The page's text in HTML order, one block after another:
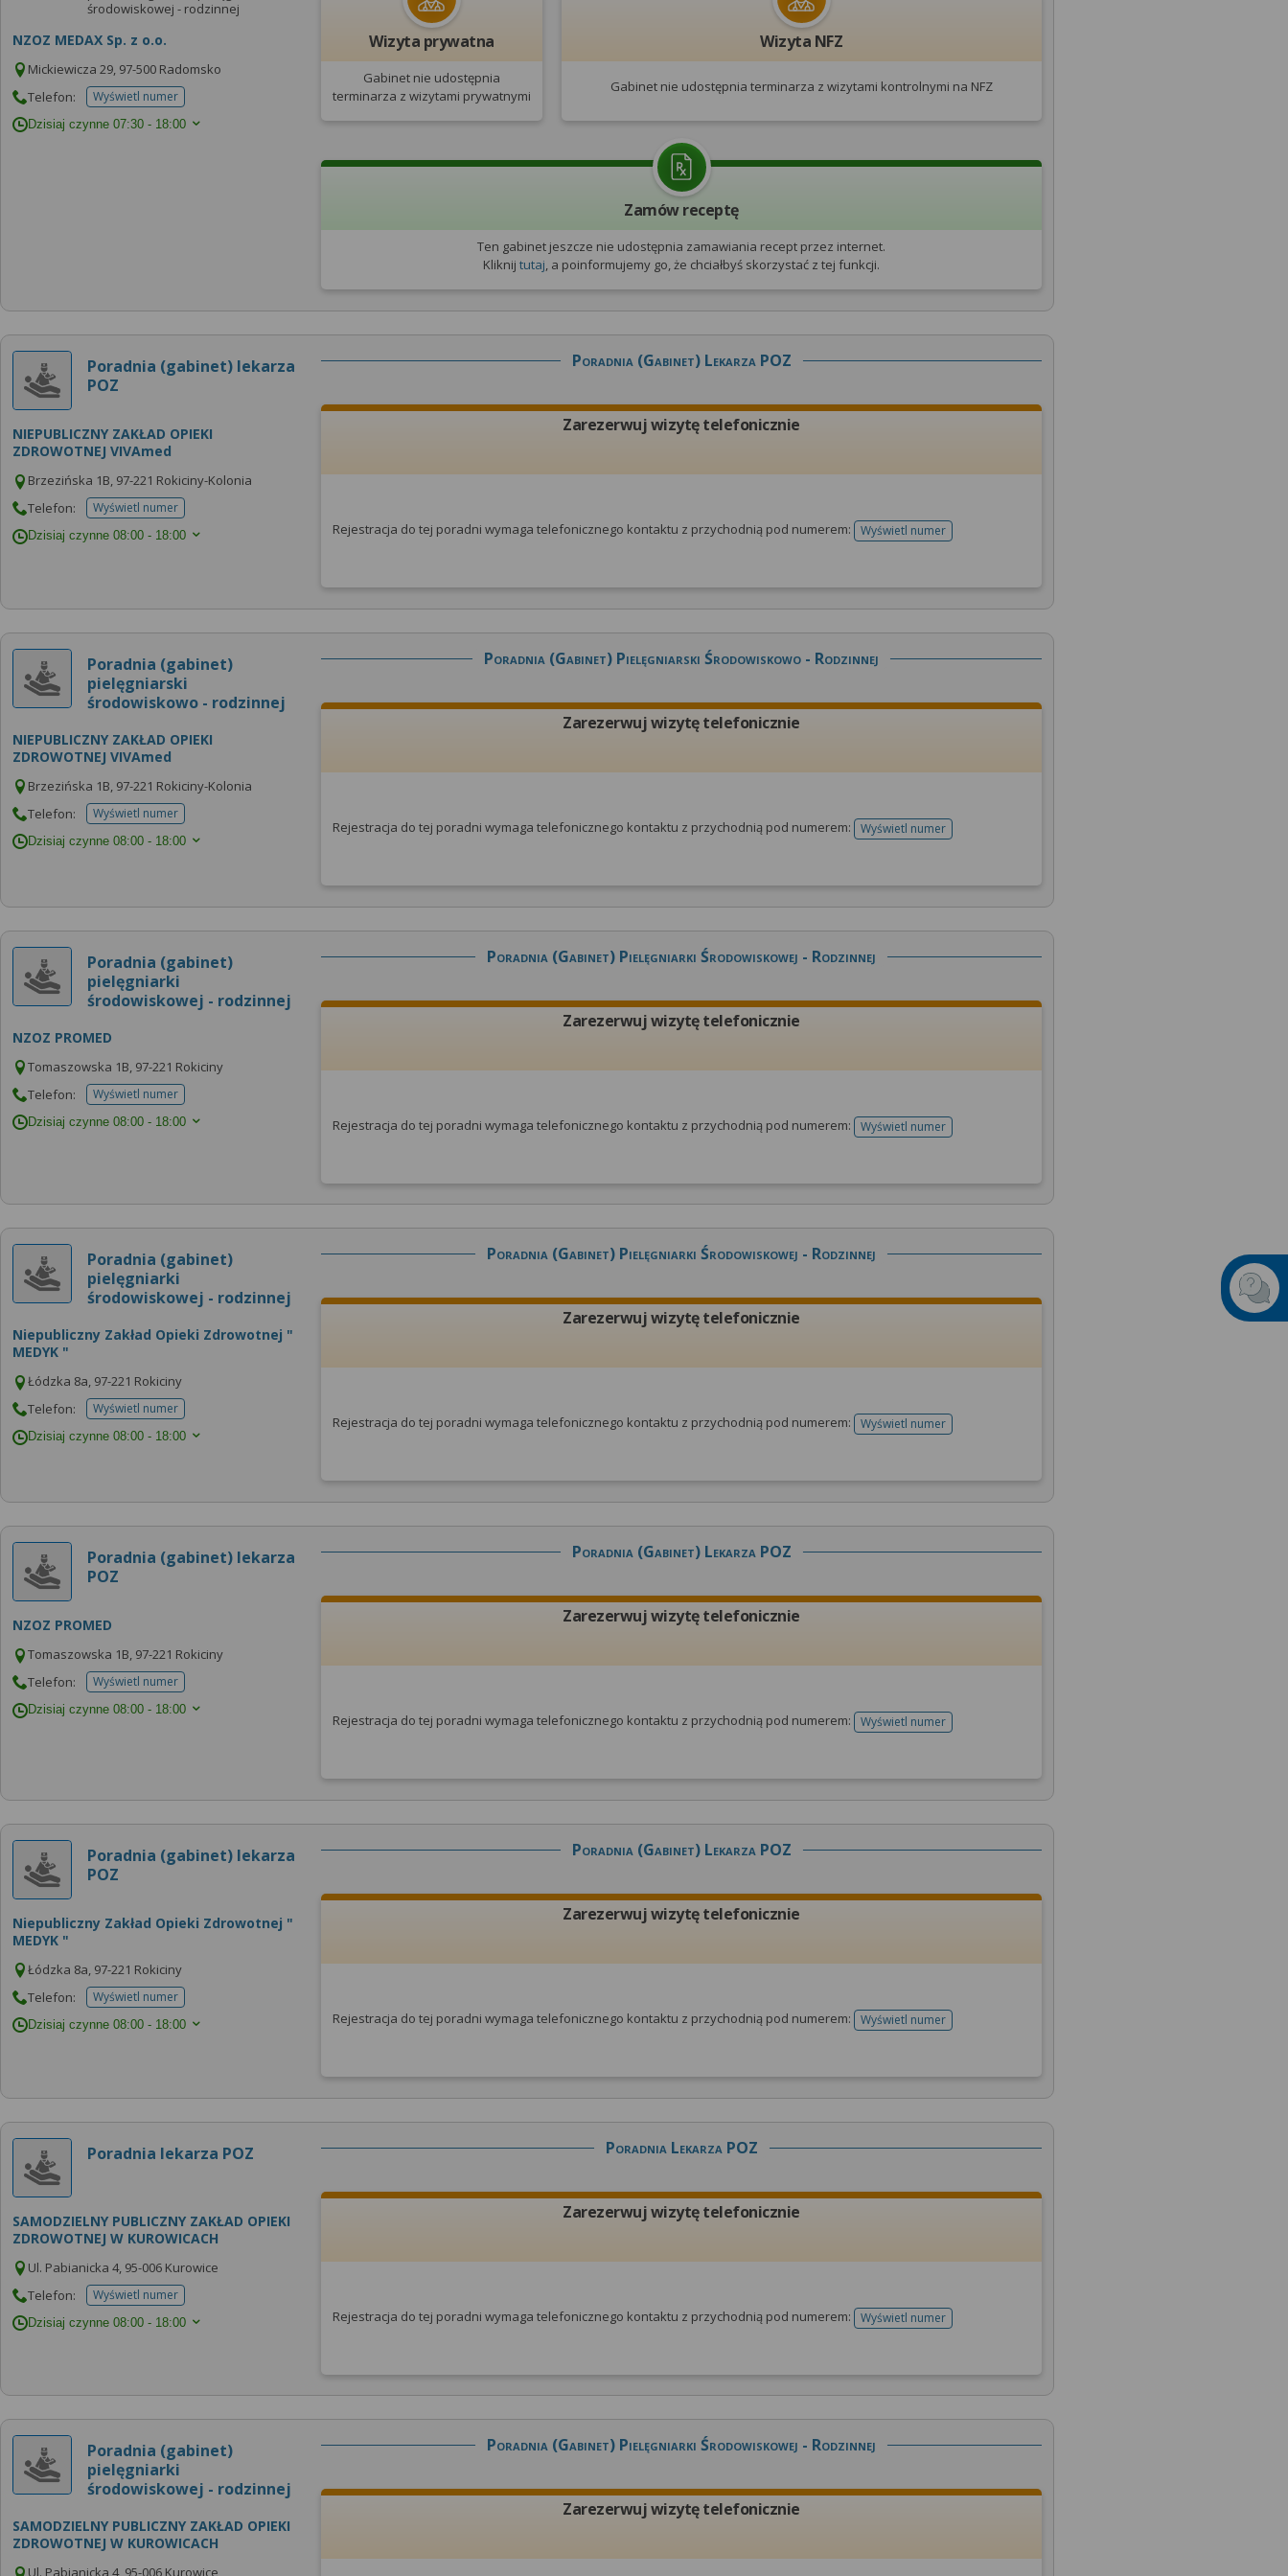
środowiskowej - rodzinnej
NZOZ MEDAX Sp. z o.o.
Mickiewicza 29, 97-500 Radomsko
Telefon:
Wyświetl numertelefonu do placowki
Dzisiaj czynne 07:30 - 18:00
Wizyta prywatna
Gabinet nie udostępnia
terminarza z wizytami prywatnymi
Wizyta NFZ
Gabinet nie udostępnia terminarza z wizytami kontrolnymi na NFZ
Zamów receptę
Ten gabinet jeszcze nie udostępnia zamawiania recept przez internet.
Kliknijtutaj, a poinformujemy go, że chciałbyś skorzystać z tej funkcji.
Poradnia (gabinet) lekarza
POZ
NIEPUBLICZNY ZAKŁAD OPIEKI
ZDROWOTNEJ VIVAmed
Brzezińska 1B, 97-221 Rokiciny-Kolonia
Telefon:
Wyświetl numertelefonu do placowki
Dzisiaj czynne 08:00 - 18:00
Poradnia (gabinet) Lekarza POZ
Zarezerwuj wizytę telefonicznie
Rejestracja do tej poradni wymaga telefonicznego kontaktu z przychodnią pod numerem: Wyświetl numertelefonu do rejestracji
Poradnia (gabinet)
pielęgniarski
środowiskowo - rodzinnej
NIEPUBLICZNY ZAKŁAD OPIEKI
ZDROWOTNEJ VIVAmed
Brzezińska 1B, 97-221 Rokiciny-Kolonia
Telefon:
Wyświetl numertelefonu do placowki
Dzisiaj czynne 08:00 - 18:00
Poradnia (gabinet) Pielęgniarski Środowiskowo - Rodzinnej
Zarezerwuj wizytę telefonicznie
Rejestracja do tej poradni wymaga telefonicznego kontaktu z przychodnią pod numerem: Wyświetl numertelefonu do rejestracji
Poradnia (gabinet)
pielęgniarki
środowiskowej - rodzinnej
NZOZ PROMED
Tomaszowska 1B, 97-221 Rokiciny
Telefon:
Wyświetl numertelefonu do placowki
Dzisiaj czynne 08:00 - 18:00
Poradnia (gabinet) Pielęgniarki Środowiskowej - Rodzinnej
Zarezerwuj wizytę telefonicznie
Rejestracja do tej poradni wymaga telefonicznego kontaktu z przychodnią pod numerem: Wyświetl numertelefonu do rejestracji
Poradnia (gabinet)
pielęgniarki
środowiskowej - rodzinnej
Niepubliczny Zakład Opieki Zdrowotnej "
MEDYK "
Łódzka 8a, 97-221 Rokiciny
Telefon:
Wyświetl numertelefonu do placowki
Dzisiaj czynne 08:00 - 18:00
Poradnia (gabinet) Pielęgniarki Środowiskowej - Rodzinnej
Zarezerwuj wizytę telefonicznie
Rejestracja do tej poradni wymaga telefonicznego kontaktu z przychodnią pod numerem: Wyświetl numertelefonu do rejestracji
Poradnia (gabinet) lekarza
POZ
NZOZ PROMED
Tomaszowska 1B, 97-221 Rokiciny
Telefon:
Wyświetl numertelefonu do placowki
Dzisiaj czynne 08:00 - 18:00
Poradnia (gabinet) Lekarza POZ
Zarezerwuj wizytę telefonicznie
Rejestracja do tej poradni wymaga telefonicznego kontaktu z przychodnią pod numerem: Wyświetl numertelefonu do rejestracji
Poradnia (gabinet) lekarza
POZ
Niepubliczny Zakład Opieki Zdrowotnej "
MEDYK "
Łódzka 8a, 97-221 Rokiciny
Telefon:
Wyświetl numertelefonu do placowki
Dzisiaj czynne 08:00 - 18:00
Poradnia (gabinet) Lekarza POZ
Zarezerwuj wizytę telefonicznie
Rejestracja do tej poradni wymaga telefonicznego kontaktu z przychodnią pod numerem: Wyświetl numertelefonu do rejestracji
Poradnia lekarza POZ
SAMODZIELNY PUBLICZNY ZAKŁAD OPIEKI
ZDROWOTNEJ W KUROWICACH
Ul. Pabianicka 4, 95-006 Kurowice
Telefon:
Wyświetl numertelefonu do placowki
Dzisiaj czynne 08:00 - 18:00
Poradnia Lekarza POZ
Zarezerwuj wizytę telefonicznie
Rejestracja do tej poradni wymaga telefonicznego kontaktu z przychodnią pod numerem: Wyświetl numertelefonu do rejestracji
Poradnia (gabinet)
pielęgniarki
środowiskowej - rodzinnej
SAMODZIELNY PUBLICZNY ZAKŁAD OPIEKI
ZDROWOTNEJ W KUROWICACH
Poradnia (gabinet) Pielęgniarki Środowiskowej - Rodzinnej
Zarezerwuj wizytę telefonicznie